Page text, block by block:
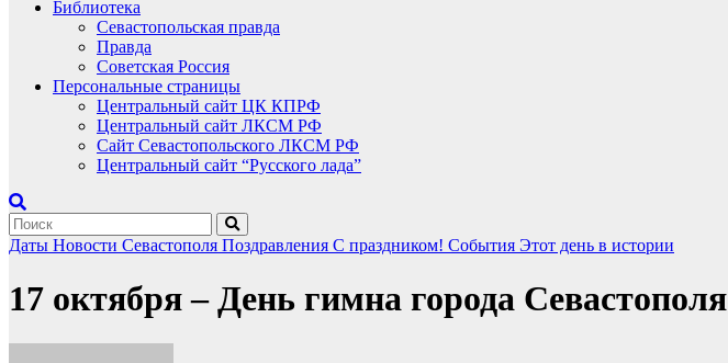
Библиотека
Севастопольская правда
Правда
Советская Россия
Персональные страницы
Центральный сайт ЦК КПРФ
Центральный сайт ЛКСМ РФ
Сайт Севастопольского ЛКСМ РФ
Центральный сайт “Русского лада”
Даты Новости Севастополя Поздравления С праздником! События Этот день в истории
17 октября – День гимна города Севастополя